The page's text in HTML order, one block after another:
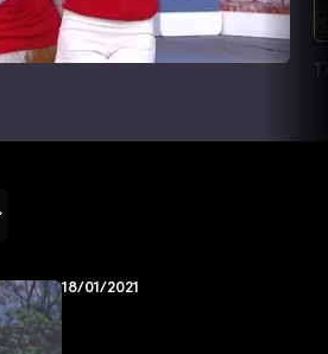
18/01/2021